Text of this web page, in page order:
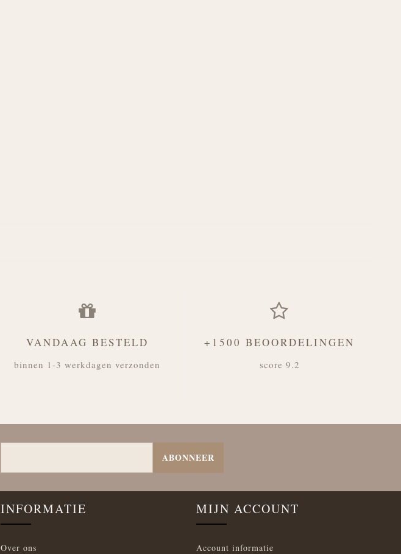
VANDAAG BESTELD
binnen 1-3 werkdagen verzonden
+1500 BEOORDELINGEN
score 9.2
ABONNEER
INFORMATIE
Over ons
MIJN ACCOUNT
Account informatie